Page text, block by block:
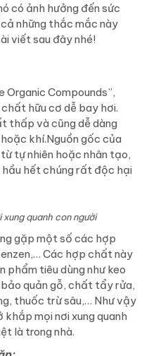
có ảnh hưởng đến sức
những thắc mắc này
viết sau đây nhé!
Compounds”,
hữu cơ dễ bay hơi.
thấp và cũng dễ dàng
khí.Nguồn gốc của
tự nhiên hoặc nhân tạo,
hết chúng rất độc hại
quanh con người
gặp một số các hợp
Các hợp chất này
phẩm tiêu dùng như keo
quản gỗ, chất tẩy rửa,
thuốc trừ sâu,… Như vậy
mọi nơi xung quanh
là trong nhà.